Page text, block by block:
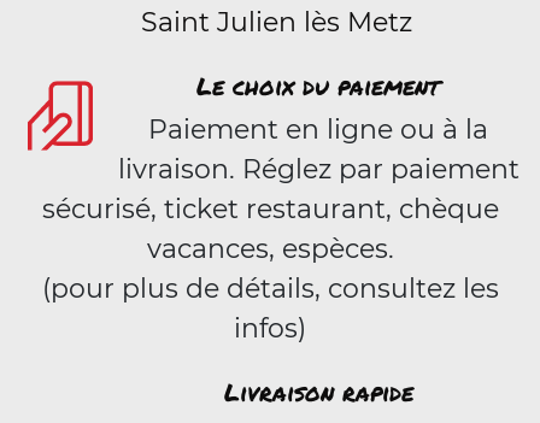
Saint Julien lès Metz
Le choix du paiement
Paiement en ligne ou à la
livraison. Réglez par paiement
sécurisé, ticket restaurant, chèque
vacances, espèces.
(pour plus de détails, consultez les
infos)
Livraison rapide